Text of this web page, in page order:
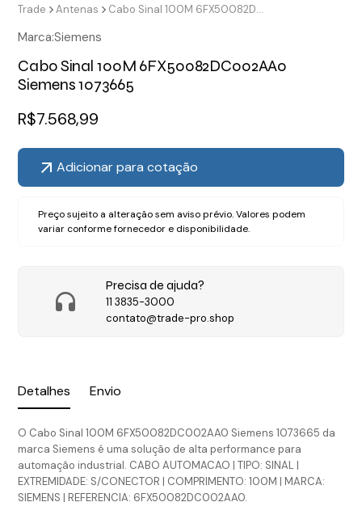
Detalhes Envio
O Cabo Sinal 100M 6FX50082DC002AA0 Siemens 1073665 da
marca Siemens é uma solução de alta performance para
automação industrial. CABO AUTOMACAO | TIPO: SINAL |
EXTREMIDADE: S/CONECTOR | COMPRIMENTO: 100M | MARCA:
SIEMENS | REFERENCIA: 6FX50082DC002AA0.
Trade Antenas Cabo Sinal 100M 6FX50082DC002AA0 Siemens 1073665
Marca:Siemens
Cabo Sinal 100M 6FX50082DC002AA0
Siemens 1073665
R$7.568,99
Adicionar para cotação
Preço sujeito a alteração sem aviso prévio. Valores podem
variar conforme fornecedor e disponibilidade.
Precisa de ajuda?
11 3835-3000
contato@trade-pro.shop